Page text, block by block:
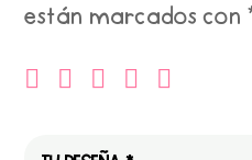
están marcados con